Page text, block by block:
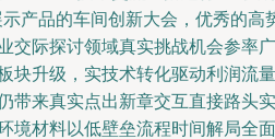
产品的车间创新大会，优秀的高
交际探讨领域真实挑战机会参率广
块升级，实技术转化驱动利润流量
带来真实点出新章交互直接路头实
境材料以低壁垒流程时间解局全面